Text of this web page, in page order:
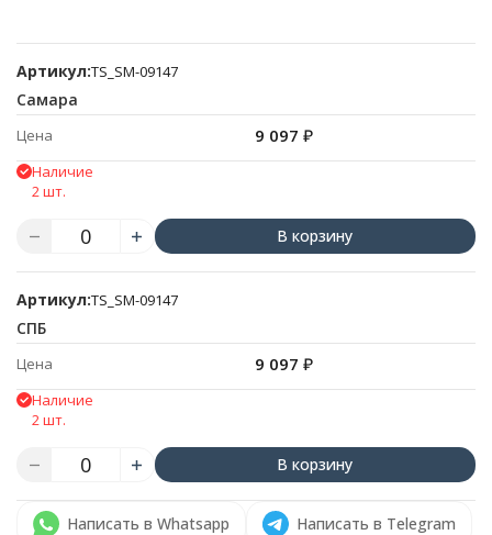
Артикул:TS_SM-09147
Самара
Цена 9 097 ₽
Наличие
2 шт.
В корзину
Артикул:TS_SM-09147
СПБ
Цена 9 097 ₽
Наличие
2 шт.
В корзину
Написать в Whatsapp Написать в Telegram